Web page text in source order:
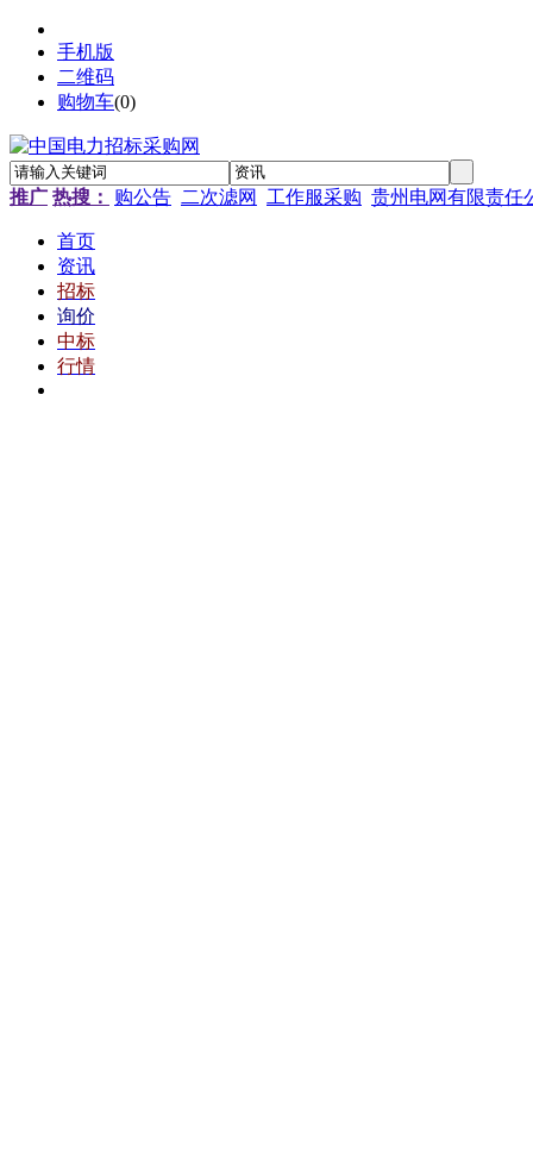
手机版
二维码
购物车(0)
推广 热搜： 购公告 二次滤网 工作服采购 贵州电网有限责任
首页
资讯
招标
询价
中标
行情